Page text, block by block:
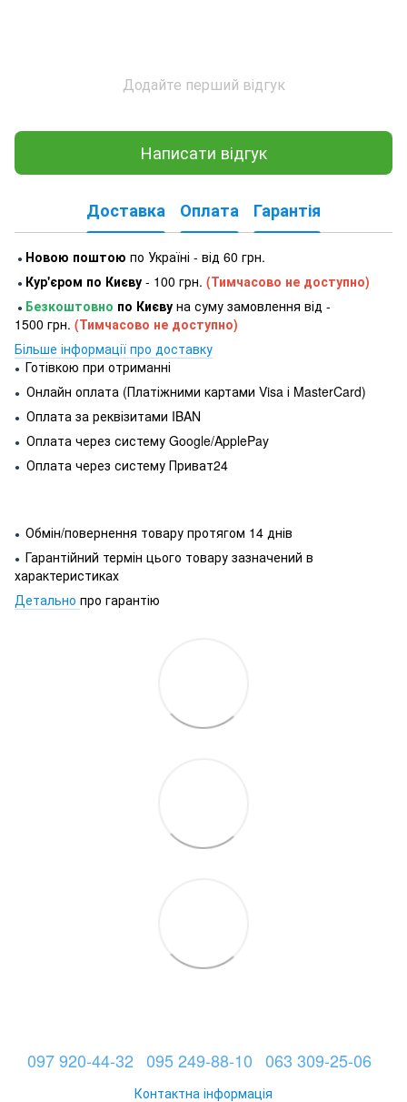
Додайте перший відгук
Написати відгук
Доставка Оплата Гарантія
● Новою поштою по Україні - від 60 грн.
● Кур'єром по Києву - 100 грн. (Тимчасово не доступно)
● Безкоштовно по Києву на суму замовлення від -
1500 грн. (Тимчасово не доступно)
Більше інформації про доставку
● Готівкою при отриманні
● Онлайн оплата (Платіжними картами Visa і MasterCard)
● Оплата за реквізитами IBAN
● Оплата через систему Google/ApplePay
● Оплата через систему Приват24
● Обмін/повернення товару протягом 14 днів
● Гарантійний термін цього товару зазначений в
характеристиках
Детально про гарантію
097 920-44-32 095 249-88-10 063 309-25-06
Контактна інформація